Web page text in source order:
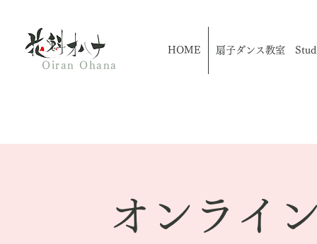
Oiran Ohana
HOME 扇子ダンス教室
オンライ